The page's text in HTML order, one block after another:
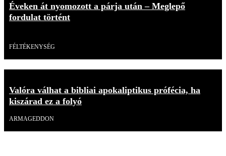
Éveken át nyomozott a párja után – Meglepő
fordulat történt
FÉLTÉKENYSÉG
Valóra válhat a bibliai apokaliptikus prófécia, ha
kiszárad ez a folyó
ARMAGEDDON